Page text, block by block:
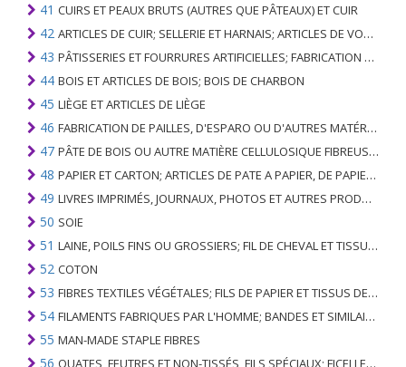
41 CUIRS ET PEAUX BRUTS (AUTRES QUE PÂTEAUX) ET CUIR
42 ARTICLES DE CUIR; SELLERIE ET ​​HARNAIS; ARTICLES DE VOYAGE, SACS À MAIN ET RÉCIPIENTS ANALOGUES; ARTICLES DE GUT ANIMAL (AUTRE QUE GUT DE SOIE-VERT)
43 PÂTISSERIES ET FOURRURES ARTIFICIELLES; FABRICATION DE CELLES-CI
44 BOIS ET ARTICLES DE BOIS; BOIS DE CHARBON
45 LIÈGE ET ARTICLES DE LIÈGE
46 FABRICATION DE PAILLES, D'ESPARO OU D'AUTRES MATÉRIAUX DE COULÉE; BASKETWARE ET WICKERWORK
47 PÂTE DE BOIS OU AUTRE MATIÈRE CELLULOSIQUE FIBREUSE; PAPIER OU CARTON RÉCUPÉRÉ (DÉCHETS ET DÉCHETS)
48 PAPIER ET CARTON; ARTICLES DE PATE A PAPIER, DE PAPIER OU DE CARTON
49 LIVRES IMPRIMÉS, JOURNAUX, PHOTOS ET AUTRES PRODUITS DE L'INDUSTRIE DE L'IMPRIMERIE; MANUSCRITS, TYPESCRIPTS ET PLANS
50 SOIE
51 LAINE, POILS FINS OU GROSSIERS; FIL DE CHEVAL ET TISSU TISSÉ
52 COTON
53 FIBRES TEXTILES VÉGÉTALES; FILS DE PAPIER ET TISSUS DE FILS DE PAPIER
54 FILAMENTS FABRIQUES PAR L'HOMME; BANDES ET SIMILAIRES DE MATIERES TEXTILES SYNTHETIQUES
55 MAN-MADE STAPLE FIBRES
56 OUATES, FEUTRES ET NON-TISSÉS, FILS SPÉCIAUX; FICELLES, CORDES, CORDES, CÂBLES ET ARTICLES ASSOCIÉS